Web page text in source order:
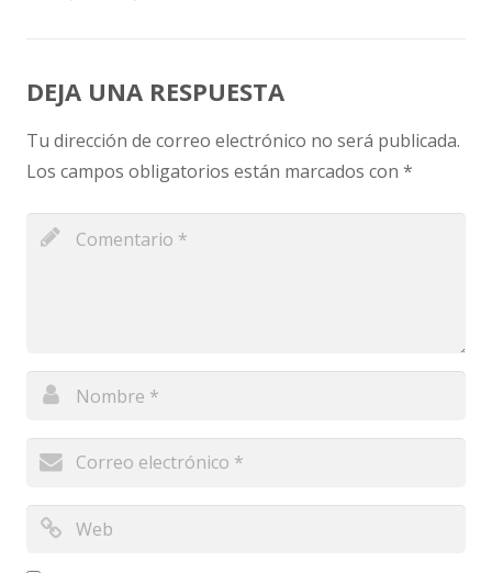
DEJA UNA RESPUESTA
Tu dirección de correo electrónico no será publicada.
Los campos obligatorios están marcados con *